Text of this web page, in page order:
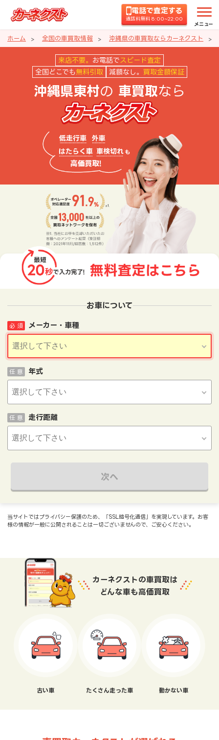
電話で査定する
通話料無料 8:00~22:00
メニュー
ホーム 全国の車買取情報 沖縄県の車買取ならカーネクスト
沖縄県東村の車買取ならカーネ
来店不要。 お電話で スピード査定
全国どこでも 無料引取 減額なし。 買取金額保証
沖縄県東村の 車買取なら
お車について
メーカー・車種
必 須
年式
任 意
走行距離
任 意
次へ
当サイトではプライバシー保護のため、「SSL暗号化通信」を実現しています。お客
様の情報が一般に公開されることは一切ございませんので、ご安心ください。
カーネクストの車買取は
どんな車も高価買取
古い車 たくさん走った車 動かない車